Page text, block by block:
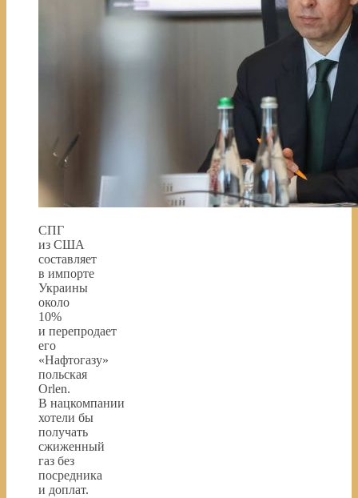
СПГ
из США
составляет
в импорте
Украины
около
10%
и перепродает
его
«Нафтогазу»
польская
Orlen.
В нацкомпании
хотели бы
получать
сжиженный
газ без
посредника
и доплат.